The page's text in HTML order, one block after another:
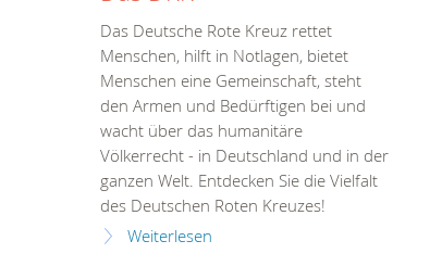
Das Deutsche Rote Kreuz rettet
Menschen, hilft in Notlagen, bietet
Menschen eine Gemeinschaft, steht
den Armen und Bedürftigen bei und
wacht über das humanitäre
Völkerrecht - in Deutschland und in der
ganzen Welt. Entdecken Sie die Vielfalt
des Deutschen Roten Kreuzes!
Weiterlesen